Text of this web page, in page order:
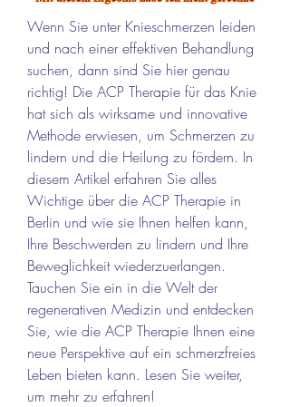
Wenn Sie unter Knieschmerzen leiden
und nach einer effektiven Behandlung
suchen, dann sind Sie hier genau
richtig! Die ACP Therapie für das Knie
hat sich als wirksame und innovative
Methode erwiesen, um Schmerzen zu
lindern und die Heilung zu fördern. In
diesem Artikel erfahren Sie alles
Wichtige über die ACP Therapie in
Berlin und wie sie Ihnen helfen kann,
Ihre Beschwerden zu lindern und Ihre
Beweglichkeit wiederzuerlangen.
Tauchen Sie ein in die Welt der
regenerativen Medizin und entdecken
Sie, wie die ACP Therapie Ihnen eine
neue Perspektive auf ein schmerzfreies
Leben bieten kann. Lesen Sie weiter,
um mehr zu erfahren!